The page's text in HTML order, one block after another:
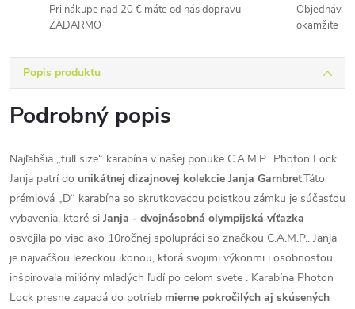
Pri nákupe nad 20 € máte od nás dopravu
ZADARMO
okamžite
Popis produktu
Podrobný popis
Najľahšia „full size“ karabína v našej ponuke C.A.M.P.. Photon Lock
Janja patrí do unikátnej dizajnovej kolekcie Janja Garnbret.Táto
prémiová „D“ karabína so skrutkovacou poistkou zámku je súčasťou
vybavenia, ktoré si Janja - dvojnásobná olympijská víťazka -
osvojila po viac ako 10ročnej spolupráci so značkou C.A.M.P.. Janja
je najväčšou lezeckou ikonou, ktorá svojimi výkonmi i osobnosťou
inšpirovala milióny mladých ľudí po celom svete . Karabína Photon
Lock presne zapadá do potrieb mierne pokročilých aj skúsených